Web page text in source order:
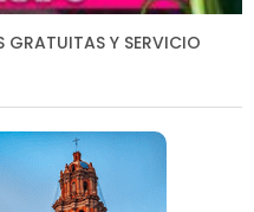
GRATUITAS Y SERVICIO